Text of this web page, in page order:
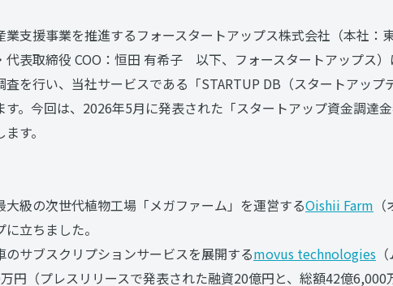
業支援事業を推進するフォースタートアップス株式会社（本社：
代表取締役 COO：恒田 有希子 以下、フォースタートアップス
査を行い、当社サービスである「STARTUP DB（スタートアッ
す。今回は、2026年5月に発表された「スタートアップ資金調達
す。
大級の次世代植物工場「メガファーム」を運営するOishii Farm
に立ちました。
のサブスクリプションサービスを展開するmovus technologies
円（プレスリリースで発表された融資20億円と、総額42億